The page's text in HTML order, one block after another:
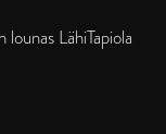
LähiTapiola